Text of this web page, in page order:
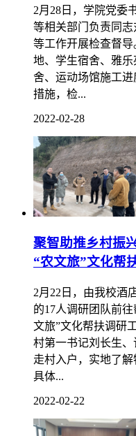
校领导带队深入
2月28日，学院党委
等相关部门负责同志
舍、运动场馆施工
措施，检...
2022-02-28
聚智助推乡村振
“农文旅”文化帮
2月22日，由我校酒
的17人调研团队前往
走村入户，实地了解